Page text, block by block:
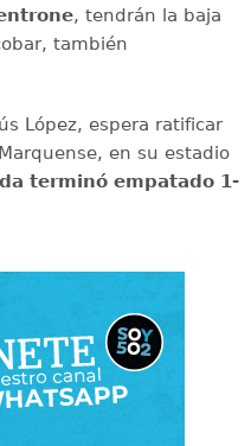
, tendrán la baja
también
López, espera ratificar
en su estadio
terminó empatado 1-